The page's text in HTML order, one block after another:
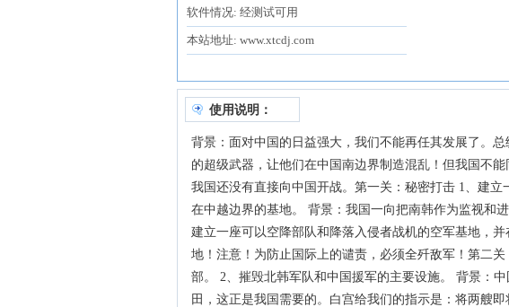
软件情况: 经测试可用
本站地址: www.xtcdj.com
使用说明：
背景：面对中国的日益强大，我们不能再任其发展了。
的超级武器，让他们在中国南边界制造混乱！但我国不
我国还没有直接向中国开战。第一关：秘密打击 1、建立
在中越边界的基地。 背景：我国一向把南韩作为监视和
建立一座可以空降部队和降落入侵者战机的空军基地，
地！注意！为防止国际上的谴责，必须全歼敌军！第二
部。 2、摧毁北韩军队和中国援军的主要设施。 背景：
田，这正是我国需要的。白宫给我们的指示是：将两艘